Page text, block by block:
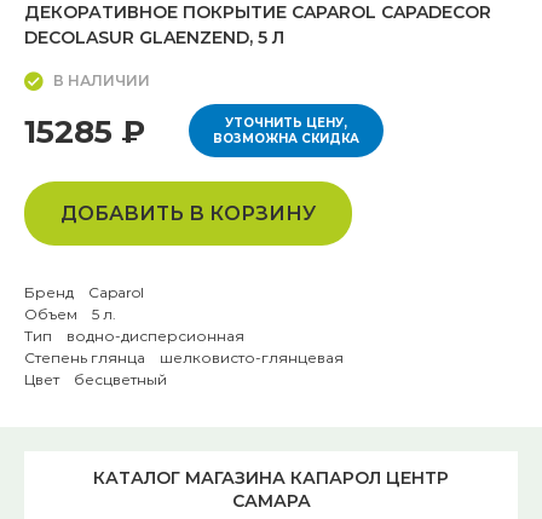
ДЕКОРАТИВНОЕ ПОКРЫТИЕ CAPAROL CAPADECOR
DECOLASUR GLAENZEND, 5 Л
В НАЛИЧИИ
15285 ₽
УТОЧНИТЬ ЦЕНУ,
ВОЗМОЖНА СКИДКА
ДОБАВИТЬ В КОРЗИНУ
Бренд Caparol
Объем 5 л.
Тип водно-дисперсионная
Степень глянца шелковисто-глянцевая
Цвет бесцветный
КАТАЛОГ МАГАЗИНА КАПАРОЛ ЦЕНТР
САМАРА